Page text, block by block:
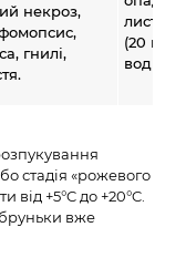
некроз,
гнилі,
листя
(20 мл
води).
стадія «рожевого
від +5°C до +20°C.
вже